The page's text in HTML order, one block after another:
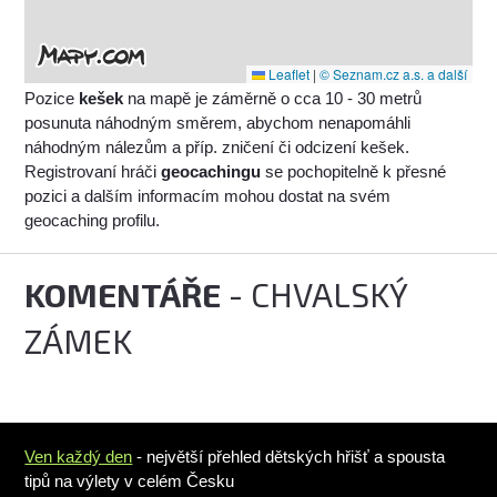
Leaflet | © Seznam.cz a.s. a další
Pozice kešek na mapě je záměrně o cca 10 - 30 metrů
posunuta náhodným směrem, abychom nenapomáhli
náhodným nálezům a příp. zničení či odcizení kešek.
Registrovaní hráčigeocachingu se pochopitelně k přesné
pozici a dalším informacím mohou dostat na svém
geocaching profilu.
KOMENTÁŘE - CHVALSKÝ
ZÁMEK
Ven každý den - největší přehled dětských hřišť a spousta
tipů na výlety v celém Česku